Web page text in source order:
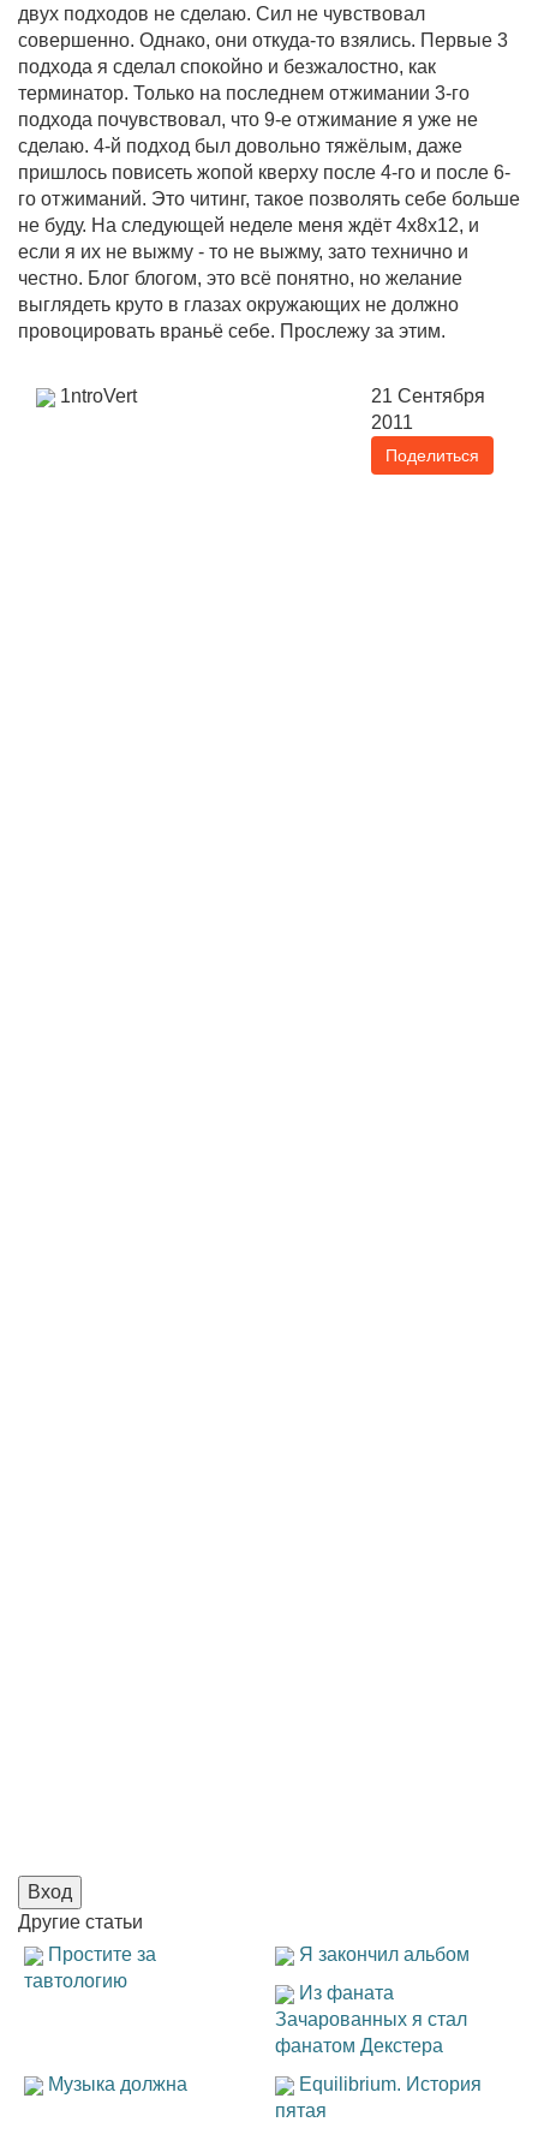
двух подходов не сделаю. Сил не чувствовал
совершенно. Однако, они откуда-то взялись. Первые 3
подхода я сделал спокойно и безжалостно, как
терминатор. Только на последнем отжимании 3-го
подхода почувствовал, что 9-е отжимание я уже не
сделаю. 4-й подход был довольно тяжёлым, даже
пришлось повисеть жопой кверху после 4-го и после 6-
го отжиманий. Это читинг, такое позволять себе больше
не буду. На следующей неделе меня ждёт 4х8х12, и
если я их не выжму - то не выжму, зато технично и
честно. Блог блогом, это всё понятно, но желание
выглядеть круто в глазах окружающих не должно
провоцировать враньё себе. Прослежу за этим.
1ntroVert
21 Сентября
2011
Поделиться
Вход
Другие статьи
Простите за
тавтологию
Я закончил альбом
Из фаната
Зачарованных я стал
фанатом Декстера
Музыка должна
Equilibrium. История
пятая